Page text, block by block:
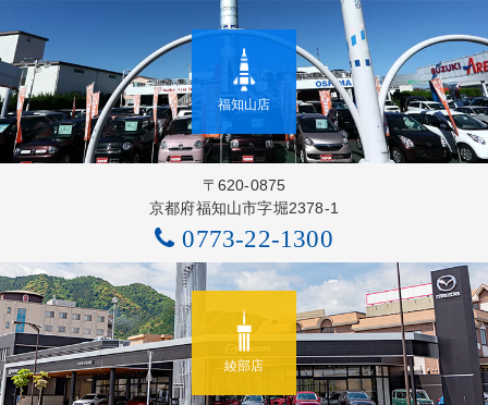
福知山店
〒620-0875
京都府福知山市字堀2378-1
0773-22-1300
綾部店